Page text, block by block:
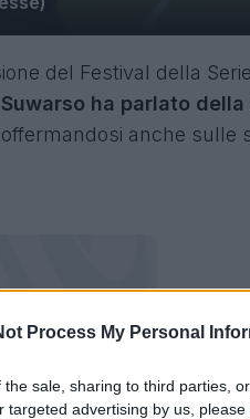
Process My Personal
the sale, sharing to third parties,
targeted advertising by us,
del Festival della
ha parlato
anche sulle